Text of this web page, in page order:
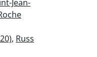
Jean-
, Russ